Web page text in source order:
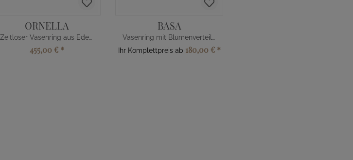
ORNELLA
Zeitloser Vasenring aus Edelstahl
455,00 € *
BASA
Vasenring mit Blumenverteiler
Ihr Komplettpreis ab 180,00 € *